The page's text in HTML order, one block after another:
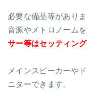
必要な備品等があり
音源やメトロノーム
サー等はセッティン
メインスピーカーや
ニターできます。